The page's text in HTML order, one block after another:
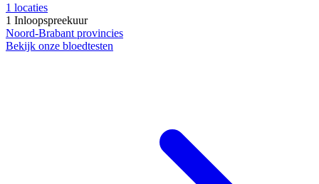
1 locaties
1 Inloopspreekuur
Noord-Brabant provincies
Bekijk onze bloedtesten